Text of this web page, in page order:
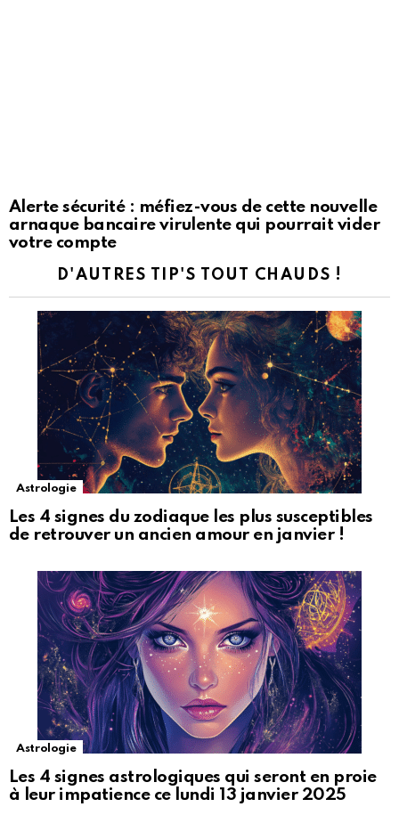
Alerte sécurité : méfiez-vous de cette nouvelle
arnaque bancaire virulente qui pourrait vider
votre compte
D'AUTRES TIP'S TOUT CHAUDS !
Astrologie
Les 4 signes du zodiaque les plus susceptibles
de retrouver un ancien amour en janvier !
Astrologie
Les 4 signes astrologiques qui seront en proie
à leur impatience ce lundi 13 janvier 2025